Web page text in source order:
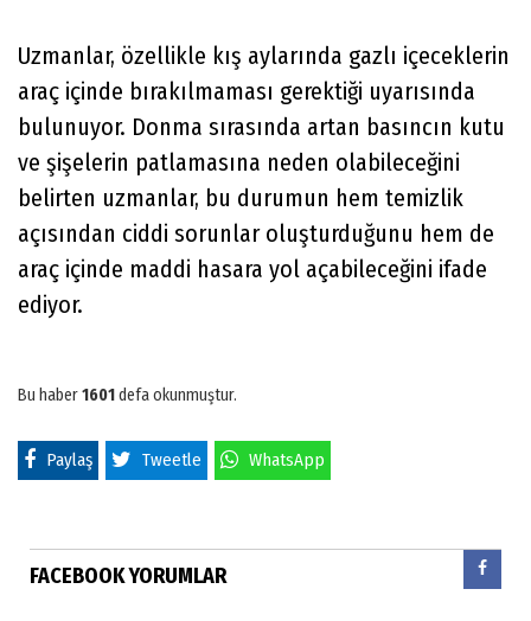
Uzmanlar, özellikle kış aylarında gazlı içeceklerin
araç içinde bırakılmaması gerektiği uyarısında
bulunuyor. Donma sırasında artan basıncın kutu
ve şişelerin patlamasına neden olabileceğini
belirten uzmanlar, bu durumun hem temizlik
açısından ciddi sorunlar oluşturduğunu hem de
araç içinde maddi hasara yol açabileceğini ifade
ediyor.
Bu haber1601defa okunmuştur.
Paylaş Tweetle WhatsApp
FACEBOOK YORUMLAR